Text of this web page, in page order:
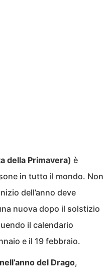
della Primavera) è
in tutto il mondo. Non
dell’anno deve
nuova dopo il solstizio
il calendario
e il 19 febbraio.
del Drago,